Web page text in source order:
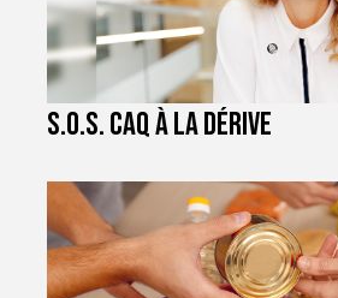
S.O.S. CAQ à la dérive